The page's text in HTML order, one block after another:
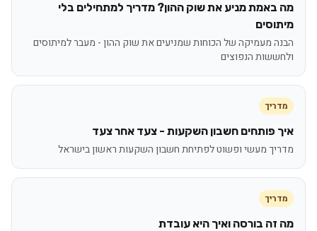
מה באמת מניע את שוק ההון? מדריך למתחילים בלי
מיתוסים
הבנה מעמיקה של הכוחות שמניעים את שוק ההון - מעבר למיתוסים
ולחששות הנפוצים
מדריך
איך פותחים חשבון השקעות - צעד אחר צעד
מדריך מעשי ופשוט לפתיחת חשבון השקעות ראשון בישראל
מדריך
מה זה בורסה ואיך היא עובדת